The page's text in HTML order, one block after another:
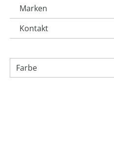
Marken
Kontakt
Farbe